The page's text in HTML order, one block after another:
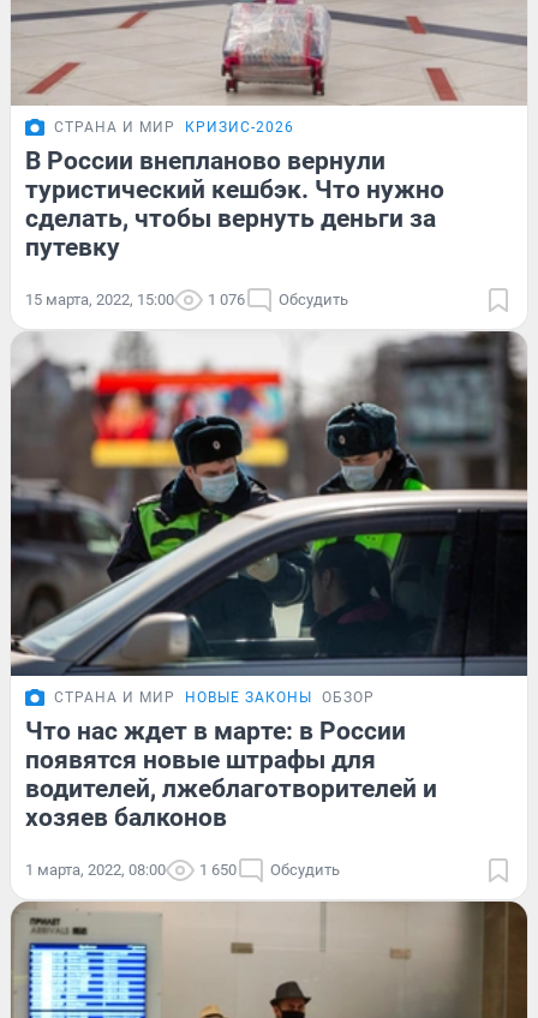
СТРАНА И МИР КРИЗИС-2026
В России внепланово вернули
туристический кешбэк. Что нужно
сделать, чтобы вернуть деньги за
путевку
15 марта, 2022, 15:00 1 076 Обсудить
СТРАНА И МИР НОВЫЕ ЗАКОНЫ ОБЗОР
Что нас ждет в марте: в России
появятся новые штрафы для
водителей, лжеблаготворителей и
хозяев балконов
1 марта, 2022, 08:00 1 650 Обсудить